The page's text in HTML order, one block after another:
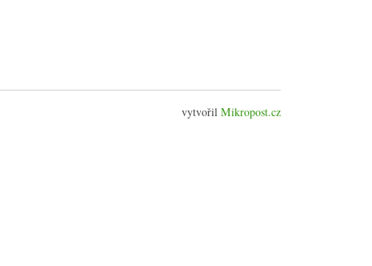
vytvořil Mikropost.cz